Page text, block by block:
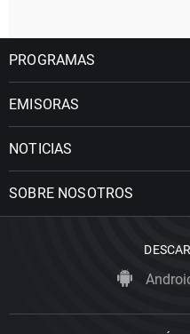
PROGRAMAS
EMISORAS
NOTICIAS
SOBRE NOSOTROS